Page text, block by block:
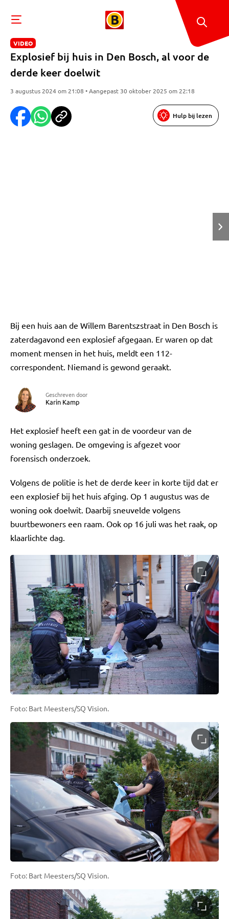
VIDEO
Explosief bij huis in Den Bosch, al voor de
derde keer doelwit
3 augustus 2024 om 21:08 • Aangepast 30 oktober 2025 om 22:18
Hulp bij lezen
Bij een huis aan de Willem Barentszstraat in Den Bosch is
zaterdagavond een explosief afgegaan. Er waren op dat
moment mensen in het huis, meldt een 112-
correspondent. Niemand is gewond geraakt.
Geschreven door
Karin Kamp
Het explosief heeft een gat in de voordeur van de
woning geslagen. De omgeving is afgezet voor
forensisch onderzoek.
Volgens de politie is het de derde keer in korte tijd dat er
een explosief bij het huis afging. Op 1 augustus was de
woning ook doelwit. Daarbij sneuvelde volgens
buurtbewoners een raam. Ook op 16 juli was het raak, op
klaarlichte dag.
Foto: Bart Meesters/SQ Vision.
Foto: Bart Meesters/SQ Vision.